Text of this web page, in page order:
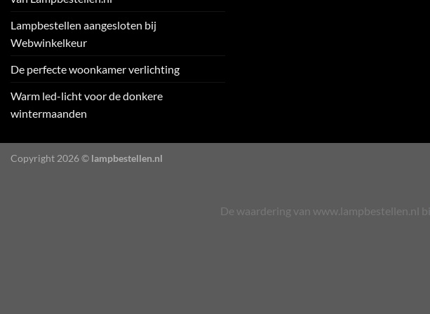
Lampbestellen aangesloten bij
Webwinkelkeur
De perfecte woonkamer verlichting
Warm led-licht voor de donkere
wintermaanden
Copyright 2026 © lampbestellen.nl
De waardering van www.lampbestellen.nl bij